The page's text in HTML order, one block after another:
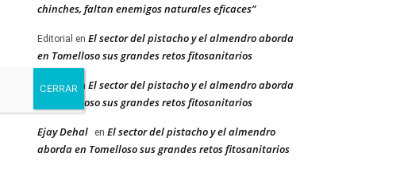
chinches, faltan enemigos naturales eficaces”
Editorial en El sector del pistacho y el almendro aborda
en Tomelloso sus grandes retos fitosanitarios
Editorialen El sector del pistacho y el almendro aborda
en Tomelloso sus grandes retos fitosanitarios
Ejay Dehal en El sector del pistacho y el almendro
aborda en Tomelloso sus grandes retos fitosanitarios